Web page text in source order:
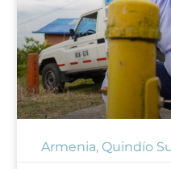
Armenia, Quindío